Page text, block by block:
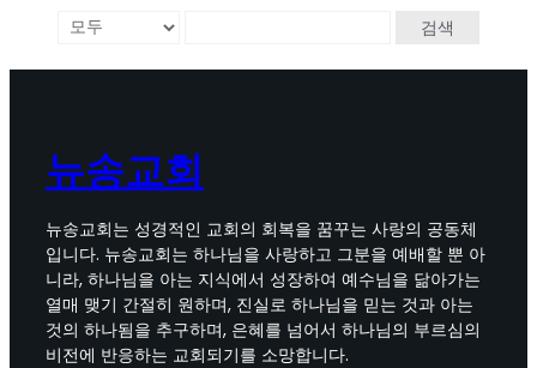
검색
뉴송교회
뉴송교회는 성경적인 교회의 회복을 꿈꾸는 사랑의 공동체
입니다. 뉴송교회는 하나님을 사랑하고 그분을 예배할 뿐 아
니라, 하나님을 아는 지식에서 성장하여 예수님을 닮아가는
열매 맺기 간절히 원하며, 진실로 하나님을 믿는 것과 아는
것의 하나됨을 추구하며, 은혜를 넘어서 하나님의 부르심의
비전에 반응하는 교회되기를 소망합니다.